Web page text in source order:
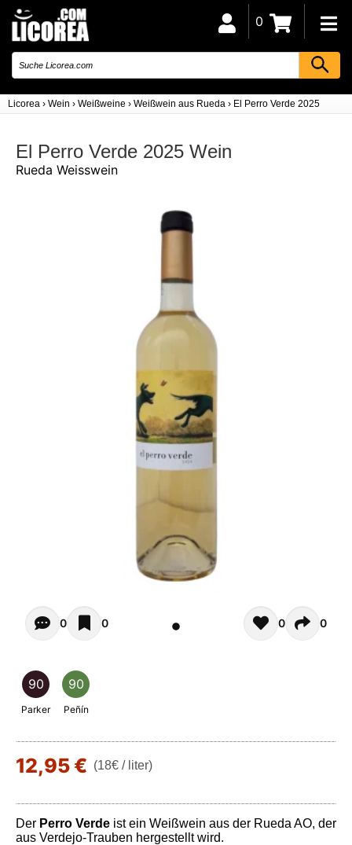
Licorea › Wein › Weißweine › Weißwein aus Rueda › El Perro Verde 2025
0
El Perro Verde 2025 Wein
Rueda Weisswein
Opiniones - Zur Zeit gibt noch keinen Kommentar.
0 0 0 0
90
Parker
90
Peñín
12,95 € (18€ / liter)
Der Perro Verde ist ein Weißwein aus der Rueda AO, der
aus Verdejo-Trauben hergestellt wird.